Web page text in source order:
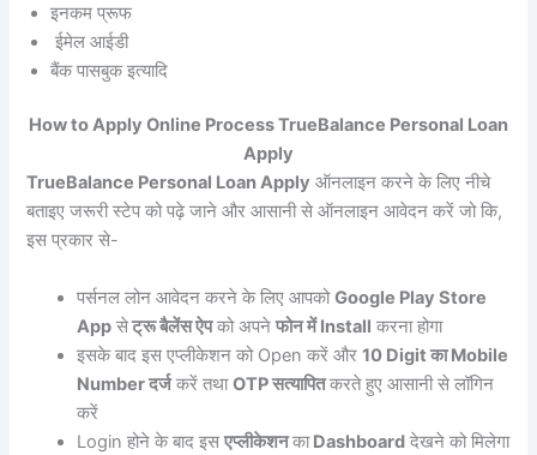
इनकम प्रूफ
ईमेल आईडी
बैंक पासबुक इत्यादि
How to Apply Online Process TrueBalance Personal Loan
Apply
TrueBalance Personal Loan Apply ऑनलाइन करने के लिए नीचे
बताइए जरूरी स्टेप को पढ़े जाने और आसानी से ऑनलाइन आवेदन करें जो कि,
इस प्रकार से-
पर्सनल लोन आवेदन करने के लिए आपकोGoogle Play Store
App सेट्रू बैलेंस ऐपको अपनेफोन में Install करना होगा
इसके बाद इस एप्लीकेशन को Open करें और10 Digit का Mobile
Number दर्जकरें तथाOTP सत्यापितकरते हुए आसानी से लॉगिन
करें
Login होने के बाद इसएप्लीकेशनकाDashboard देखने को मिलेगा